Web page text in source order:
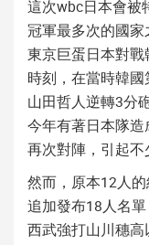
這次wbc日本會被
冠軍最多次的國
東京巨蛋日本對
時刻，在當時韓
山田哲人逆轉3分
今年有著日本隊
再次對陣，引起不
然而，原本12人
追加發布18人名
西武強打山川穗